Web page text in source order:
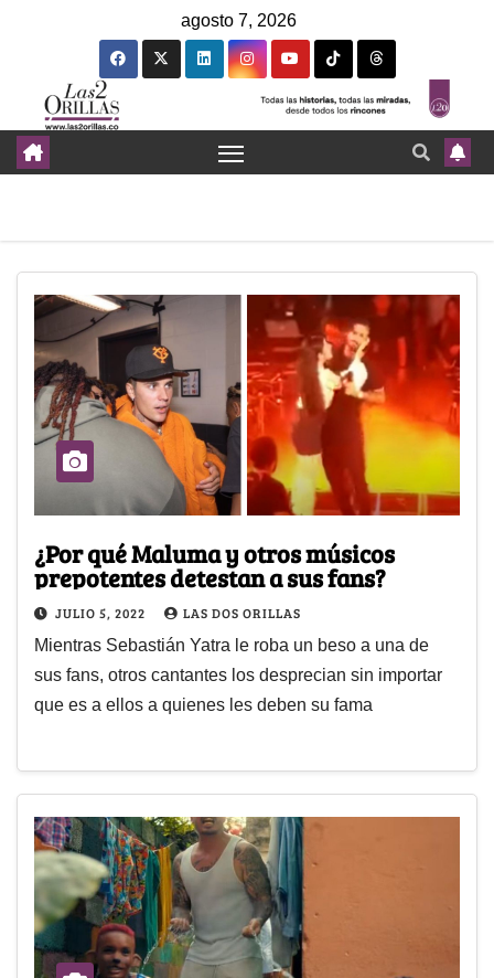
agosto 7, 2026
¿Por qué Maluma y otros músicos
prepotentes detestan a sus fans?
JULIO 5, 2022 LAS DOS ORILLAS
Mientras Sebastián Yatra le roba un beso a una de
sus fans, otros cantantes los desprecian sin importar
que es a ellos a quienes les deben su fama